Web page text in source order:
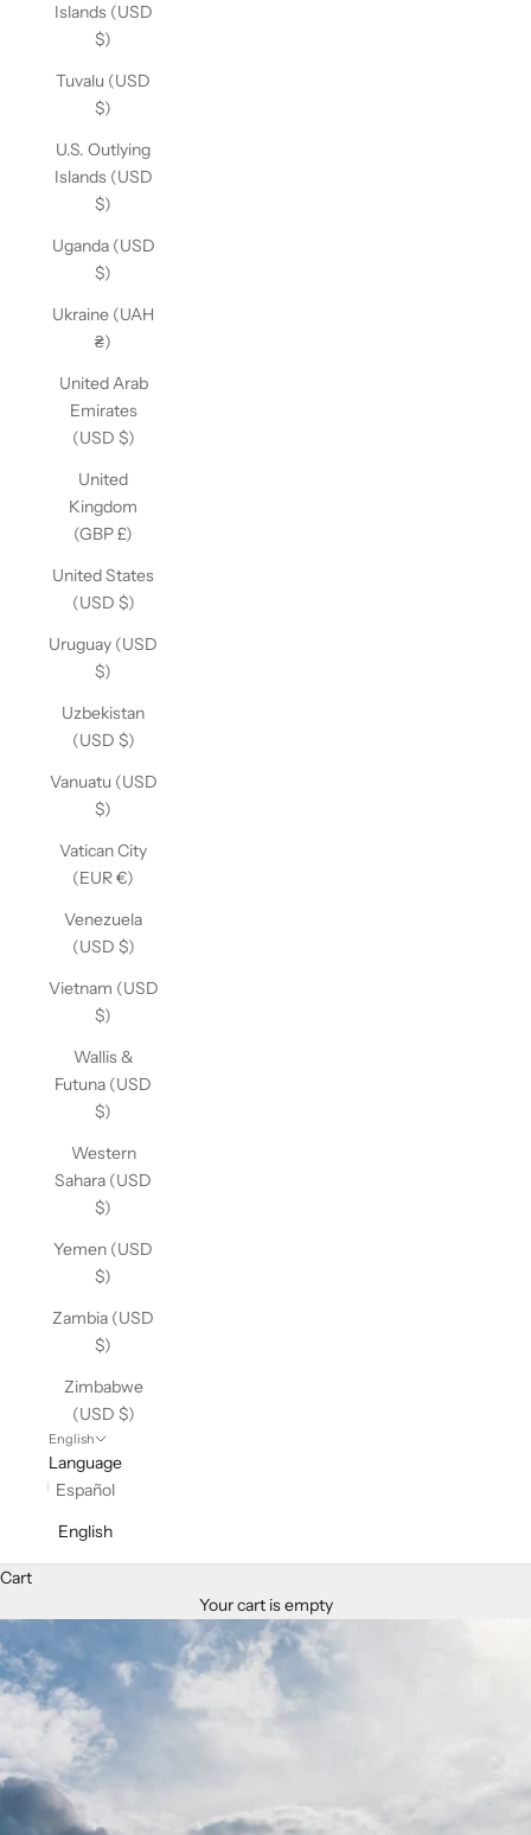
Islands (USD
$)
Tuvalu (USD
$)
U.S. Outlying
Islands (USD
$)
Uganda (USD
$)
Ukraine (UAH
₴)
United Arab
Emirates
(USD $)
United
Kingdom
(GBP £)
United States
(USD $)
Uruguay (USD
$)
Uzbekistan
(USD $)
Vanuatu (USD
$)
Vatican City
(EUR €)
Venezuela
(USD $)
Vietnam (USD
$)
Wallis &
Futuna (USD
$)
Western
Sahara (USD
$)
Yemen (USD
$)
Zambia (USD
$)
Zimbabwe
(USD $)
English
Language
Español
English
Cart
Your cart is empty